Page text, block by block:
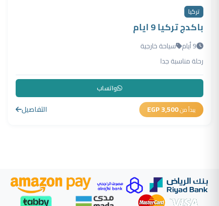
تركيا
باكدج تركيا 9 ايام
9 أيام
سياحة خارجية
رحلة مناسبة جدا
واتساب
يبدأ من التفاصيل